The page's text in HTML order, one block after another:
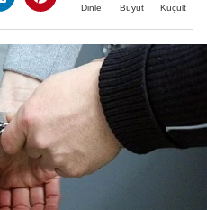
Dinle Büyüt Küçült